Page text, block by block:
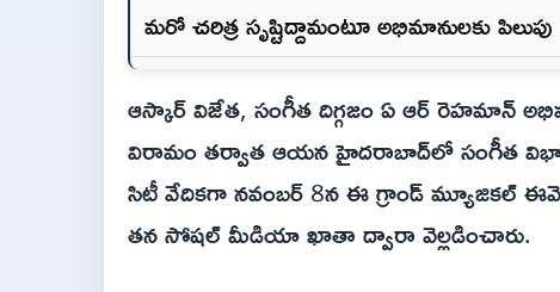
మరో చరిత్ర సృష్టిద్దామంటూ అభిమానులకు పిలుపు
ఆస్కార్ విజేత, సంగీత దిగ్గజం ఏ ఆర్ రెహమాన్
విరామం తర్వాత ఆయన హైదరాబాద్‌లో సంగీత
సిటీ వేదికగా నవంబర్ 8న ఈ గ్రాండ్
తన సోషల్ మీడియా ఖాతా ద్వారా వెల్లడించారు.